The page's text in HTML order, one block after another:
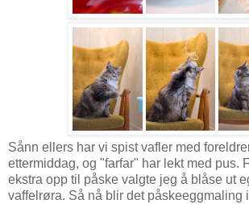
Sånn ellers har vi spist vafler med
ettermiddag, og "farfar" har lekt med pus.
ekstra opp til påske valgte jeg å blåse ut
vaffelrøra. Så nå blir det påskeeggmaling